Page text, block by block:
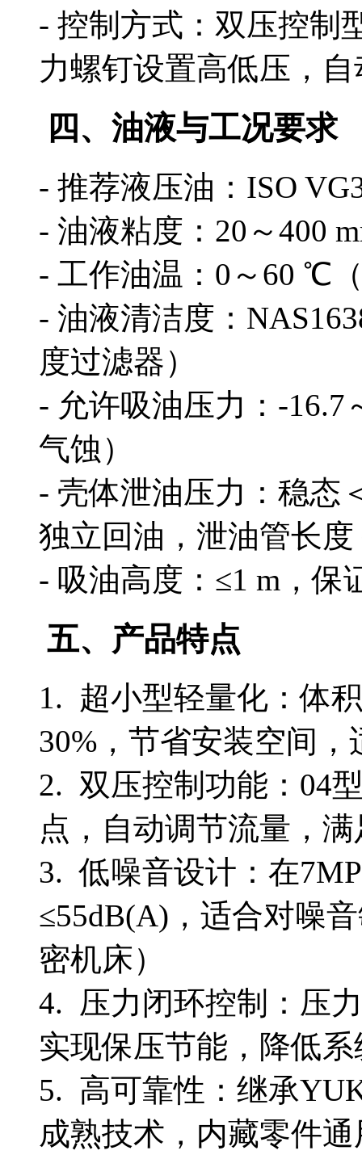
- 控制方式：双压控制
力螺钉设置高低压，
四、油液与工况要求
- 推荐液压油：ISO
- 油液粘度：20～400
- 工作油温：0～60 ℃
- 油液清洁度：
度过滤器）
- 允许吸油压力：-16.7
气蚀）
- 壳体泄油压力：稳态
独立回油，泄油管长度
- 吸油高度：≤1 m，保
五、产品特点
1. 超小型轻量化：体
30%，节省安装空间
2. 双压控制功能：04
点，自动调节流量，
3. 低噪音设计：在
≤55dB(A)，适合对噪
密机床）
4. 压力闭环控制：压
实现保压节能，降低系
5. 高可靠性：继承
成熟技术，内藏零件